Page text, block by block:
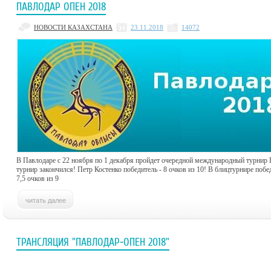
ПАВЛОДАР ОПЕН 2018
НОВОСТИ КАЗАХСТАНА 23.11.2018 14072
В Павлодаре с 22 ноября по 1 декабря пройдет очередной международный
турнир закончился! Петр Костенко победитель - 8 очков из 10! В блицтурнире
7,5 очков из 9
ТРАНСЛЯЦИЯ "ПАВЛОДАР-ОПЕН 2018"